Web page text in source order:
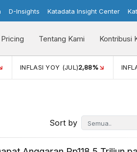
D-Insights Katadata Insight Center
Pricing Tentang Kami Kontribusi
INFLASI YOY (JUL)2,88%
Sort by